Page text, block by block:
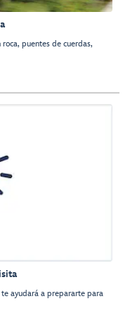
puentes de cuerdas,
ayudará a prepararte para